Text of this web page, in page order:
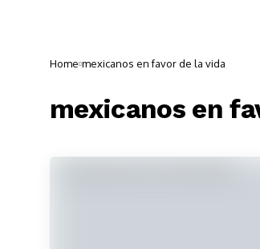
Home mexicanos en favor de la vida
mexicanos en